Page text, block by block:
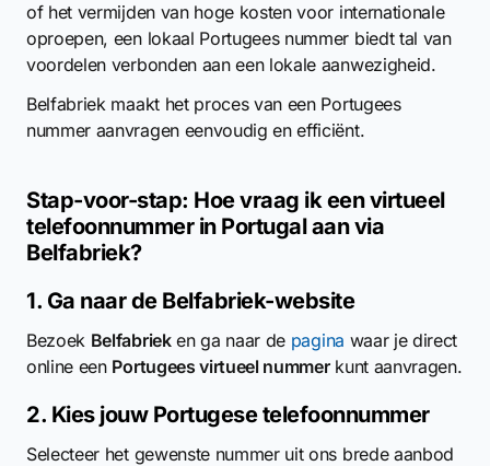
of het vermijden van hoge kosten voor internationale
oproepen, een lokaal Portugees nummer biedt tal van
voordelen verbonden aan een lokale aanwezigheid.
Belfabriek maakt het proces van een Portugees
nummer aanvragen eenvoudig en efficiënt.
Stap-voor-stap: Hoe vraag ik een virtueel
telefoonnummer in Portugal aan via
Belfabriek?
1. Ga naar de Belfabriek-website
Bezoek Belfabrieken ga naar de pagina waar je direct
online een Portugees virtueel nummerkunt aanvragen.
2. Kies jouw Portugese telefoonnummer
Selecteer het gewenste nummer uit ons brede aanbod